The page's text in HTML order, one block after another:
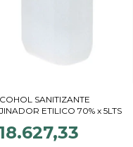
SANITIZANTE
ETILICO 70% x 5LTS